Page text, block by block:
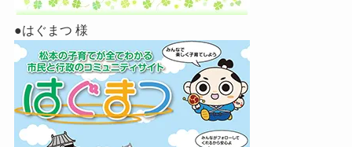
●はぐまつ 様